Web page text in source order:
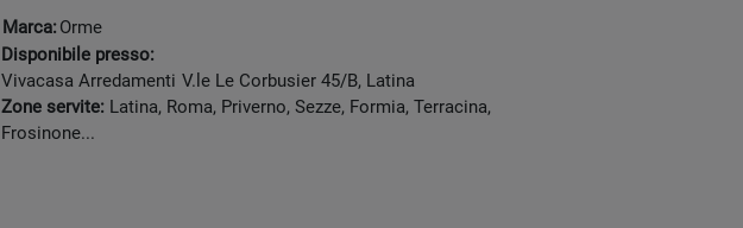
Marca:Orme
Disponibile presso:
Vivacasa Arredamenti V.le Le Corbusier 45/B, Latina
Zone servite: Latina, Roma, Priverno, Sezze, Formia, Terracina,
Frosinone...